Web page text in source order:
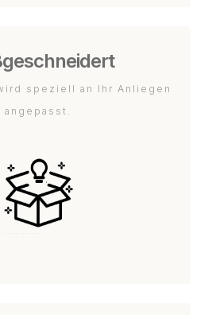
speziell an Ihr Anliegen
angepasst.